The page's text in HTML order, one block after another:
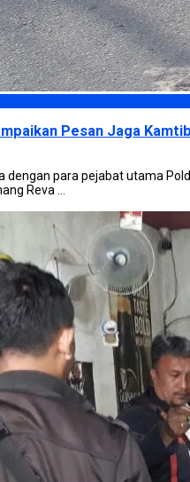
Pesan Jaga
dengan para pejabat utama
Reva ...